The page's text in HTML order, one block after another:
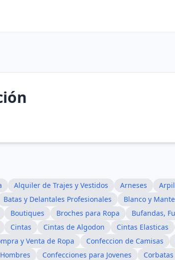
Alquiler de Trajes y Vestidos Arneses
Batas y Delantales Profesionales Blanco y
Boutiques Broches para Ropa Bufandas,
Cintas Cintas de Algodon Cintas Elasticas
y Venta de Ropa Confeccion de Camisas
Confecciones para Jovenes Corbatas